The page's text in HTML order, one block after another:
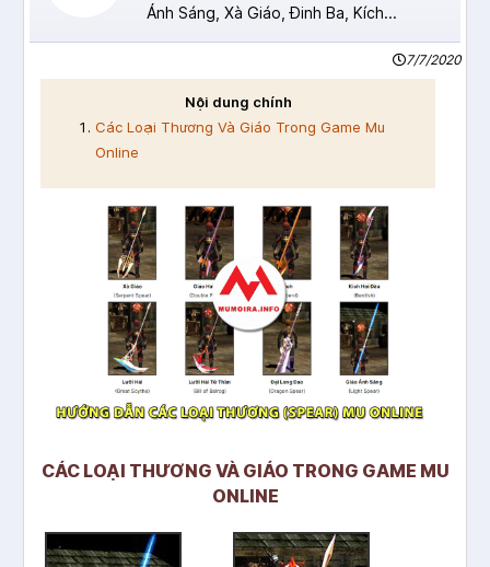
Ánh Sáng, Xà Giáo, Đinh Ba, Kích...
7/7/2020
Nội dung chính
Các Loại Thương Và Giáo Trong Game Mu
Online
CÁC LOẠI THƯƠNG VÀ GIÁO TRONG GAME MU
ONLINE